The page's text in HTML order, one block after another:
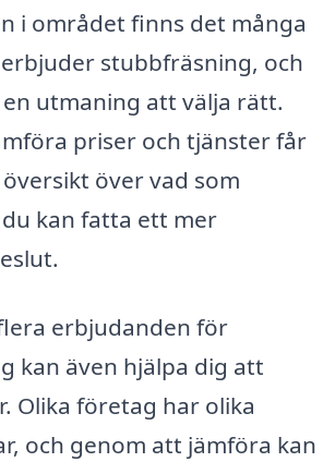
i området finns det många
stubbfräsning, och
utmaning att välja rätt.
priser och tjänster får
över vad som
kan fatta ett mer
erbjudanden för
kan även hjälpa dig att
Olika företag har olika
och genom att jämföra kan